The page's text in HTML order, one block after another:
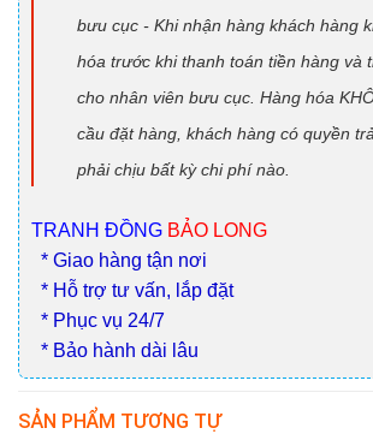
bưu cục - Khi nhận hàng khách hàng
hóa trước khi thanh toán tiền hàng và
cho nhân viên bưu cục. Hàng hóa
cầu đặt hàng, khách hàng có quyền
phải chịu bất kỳ chi phí nào.
TRANH ĐỒNG BẢO LONG
* Giao hàng tận nơi
* Hỗ trợ tư vấn, lắp đặt
* Phục vụ 24/7
* Bảo hành dài lâu
SẢN PHẨM TƯƠNG TỰ